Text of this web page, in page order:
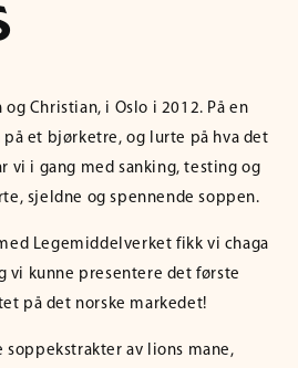
Christian, i Oslo i 2012. På en
et bjørketre, og lurte på hva det
vi i gang med sanking, testing og
sjeldne og spennende soppen.
Legemiddelverket fikk vi chaga
vi kunne presentere det første
på det norske markedet!
av lions mane,